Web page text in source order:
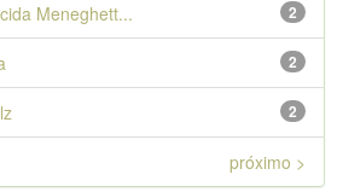
2
Meneghett...
2
2
próximo >